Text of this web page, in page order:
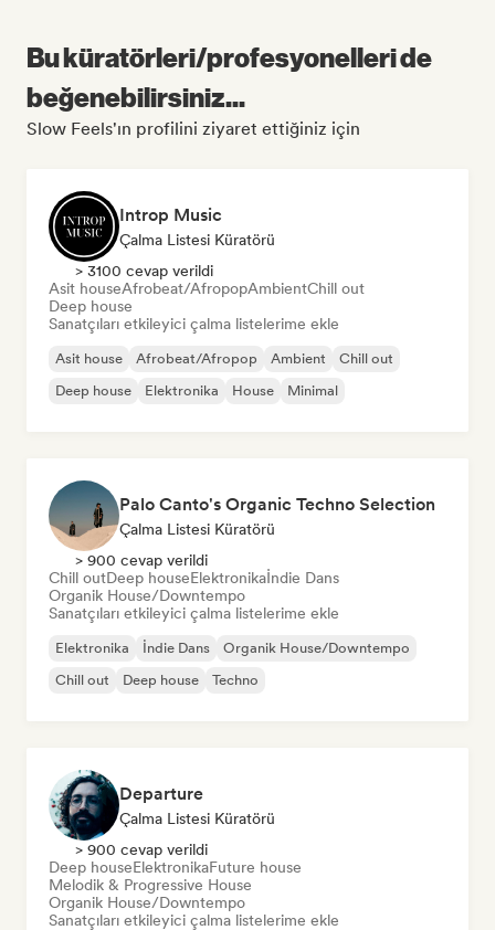
Bu küratörleri/profesyonelleri de
beğenebilirsiniz...
Slow Feels'ın profilini ziyaret ettiğiniz için
Introp Music
Çalma Listesi Küratörü
> 3100 cevap verildi
Asit houseAfrobeat/AfropopAmbientChill out
Deep house
Sanatçıları etkileyici çalma listelerime ekle
Asit house Afrobeat/Afropop Ambient
Chill out
Deep house
Elektronika House Minimal
Palo Canto's Organic Techno Selection
Çalma Listesi Küratörü
> 900 cevap verildi
Chill outDeep houseElektronikaİndie Dans
Organik House/Downtempo
Sanatçıları etkileyici çalma listelerime ekle
Elektronika İndie Dans
Organik House/Downtempo
Chill out
Deep house Techno
Departure
Çalma Listesi Küratörü
> 900 cevap verildi
Deep houseElektronikaFuture house
Melodik & Progressive House
Organik House/Downtempo
Sanatçıları etkileyici çalma listelerime ekle